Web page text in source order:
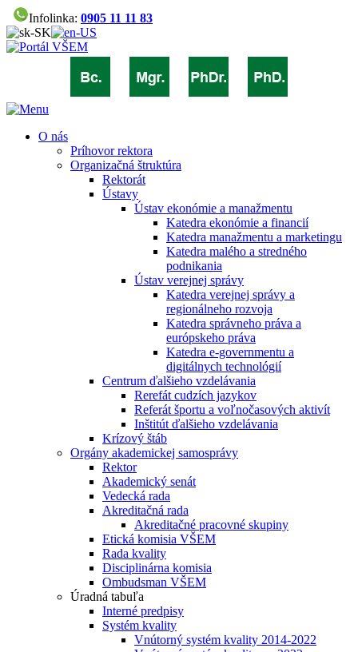
Infolinka: 0905 11 11 83
O nás
Príhovor rektora
Organizačná štruktúra
Rektorát
Ústavy
Ústav ekonómie a manažmentu
Katedra ekonómie a financií
Katedra manažmentu a marketingu
Katedra malého a stredného
podnikania
Ústav verejnej správy
Katedra verejnej správy a
regionálneho rozvoja
Katedra správneho práva a
európskeho práva
Katedra e-governmentu a
digitálnych technológií
Centrum ďalšieho vzdelávania
Rerefát cudzích jazykov
Referát športu a voľnočasových aktivít
Inštitút ďalšieho vzdelávania
Krízový štáb
Orgány akademickej samosprávy
Rektor
Akademický senát
Vedecká rada
Akreditačná rada
Akreditačné pracovné skupiny
Etická komisia VŠEM
Rada kvality
Disciplinárna komisia
Ombudsman VŠEM
Úradná tabuľa
Interné predpisy
Systém kvality
Vnútorný systém kvality 2014-2022